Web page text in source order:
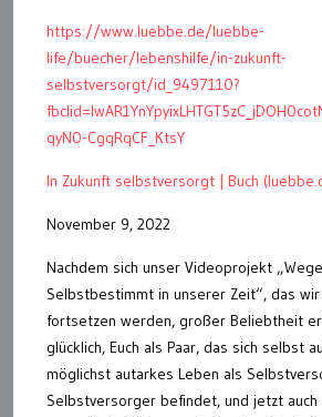
https://www.luebbe.de/luebbe-
life/buecher/lebenshilfe/in-zukunft-
selbstversorgt/id_9497110?
qyN0-CgqRqCF_KtsY
In Zukunft selbstversorgt | Buch
November 9, 2022
Nachdem sich unser Videoprojekt
Selbstbestimmt in unserer Zeit“, das
fortsetzen werden, großer Beliebtheit
glücklich, Euch als Paar, das sich selbst
möglichst autarkes Leben als
Selbstversorger befindet, und jetzt auch